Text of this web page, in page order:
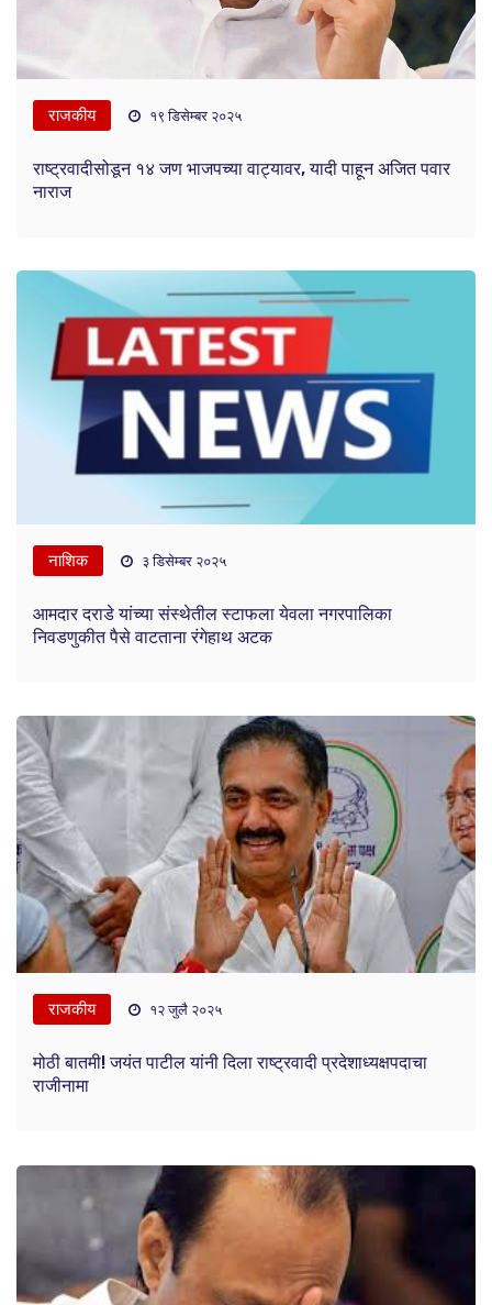
राजकीय १९ डिसेम्बर २०२५
राष्ट्रवादीसोडून १४ जण भाजपच्या वाट्यावर, यादी पाहून अजित पवार
नाराज
नाशिक ३ डिसेम्बर २०२५
आमदार दराडे यांच्या संस्थेतील स्टाफला येवला नगरपालिका
निवडणुकीत पैसे वाटताना रंगेहाथ अटक
राजकीय १२ जुलै २०२५
मोठी बातमी! जयंत पाटील यांनी दिला राष्ट्रवादी प्रदेशाध्यक्षपदाचा
राजीनामा